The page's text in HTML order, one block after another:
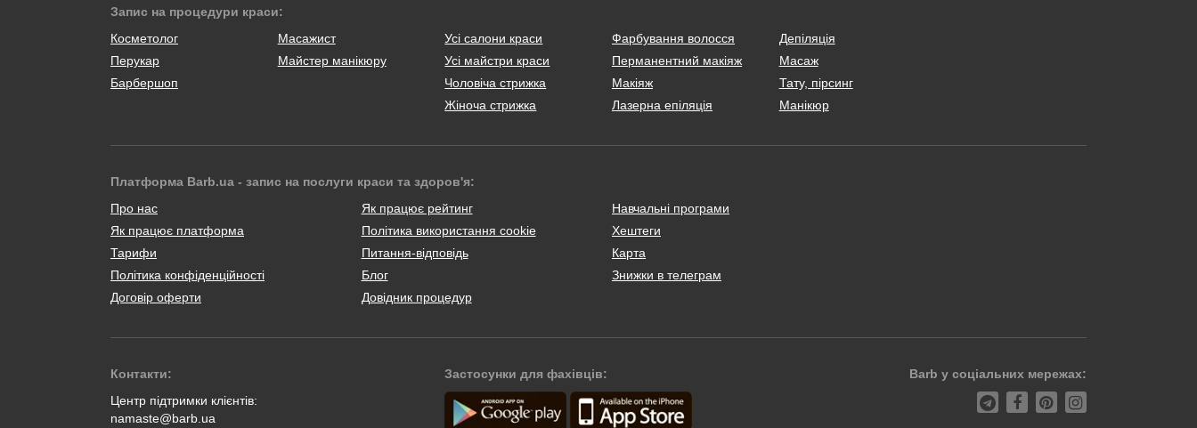
Запис на процедури краси:
Косметолог
Масажист
Перукар
Майстер манікюру
Барбершоп
Усі салони краси
Усі майстри краси
Чоловіча стрижка
Жіноча стрижка
Фарбування волосся
Перманентний макіяж
Макіяж
Лазерна епіляція
Депіляція
Масаж
Тату, пірсинг
Манікюр
Платформа Barb.ua - запис на послуги краси та здоров'я:
Про нас
Як працює платформа
Тарифи
Політика конфіденційності
Договір оферти
Як працює рейтинг
Політика використання cookie
Питання-відповідь
Блог
Довідник процедур
Навчальні програми
Хештеги
Карта
Знижки в телеграм
Контакти:
Центр підтримки клієнтів:
namaste@barb.ua
Застосунки для фахівців: Barb у соціальних мережах: